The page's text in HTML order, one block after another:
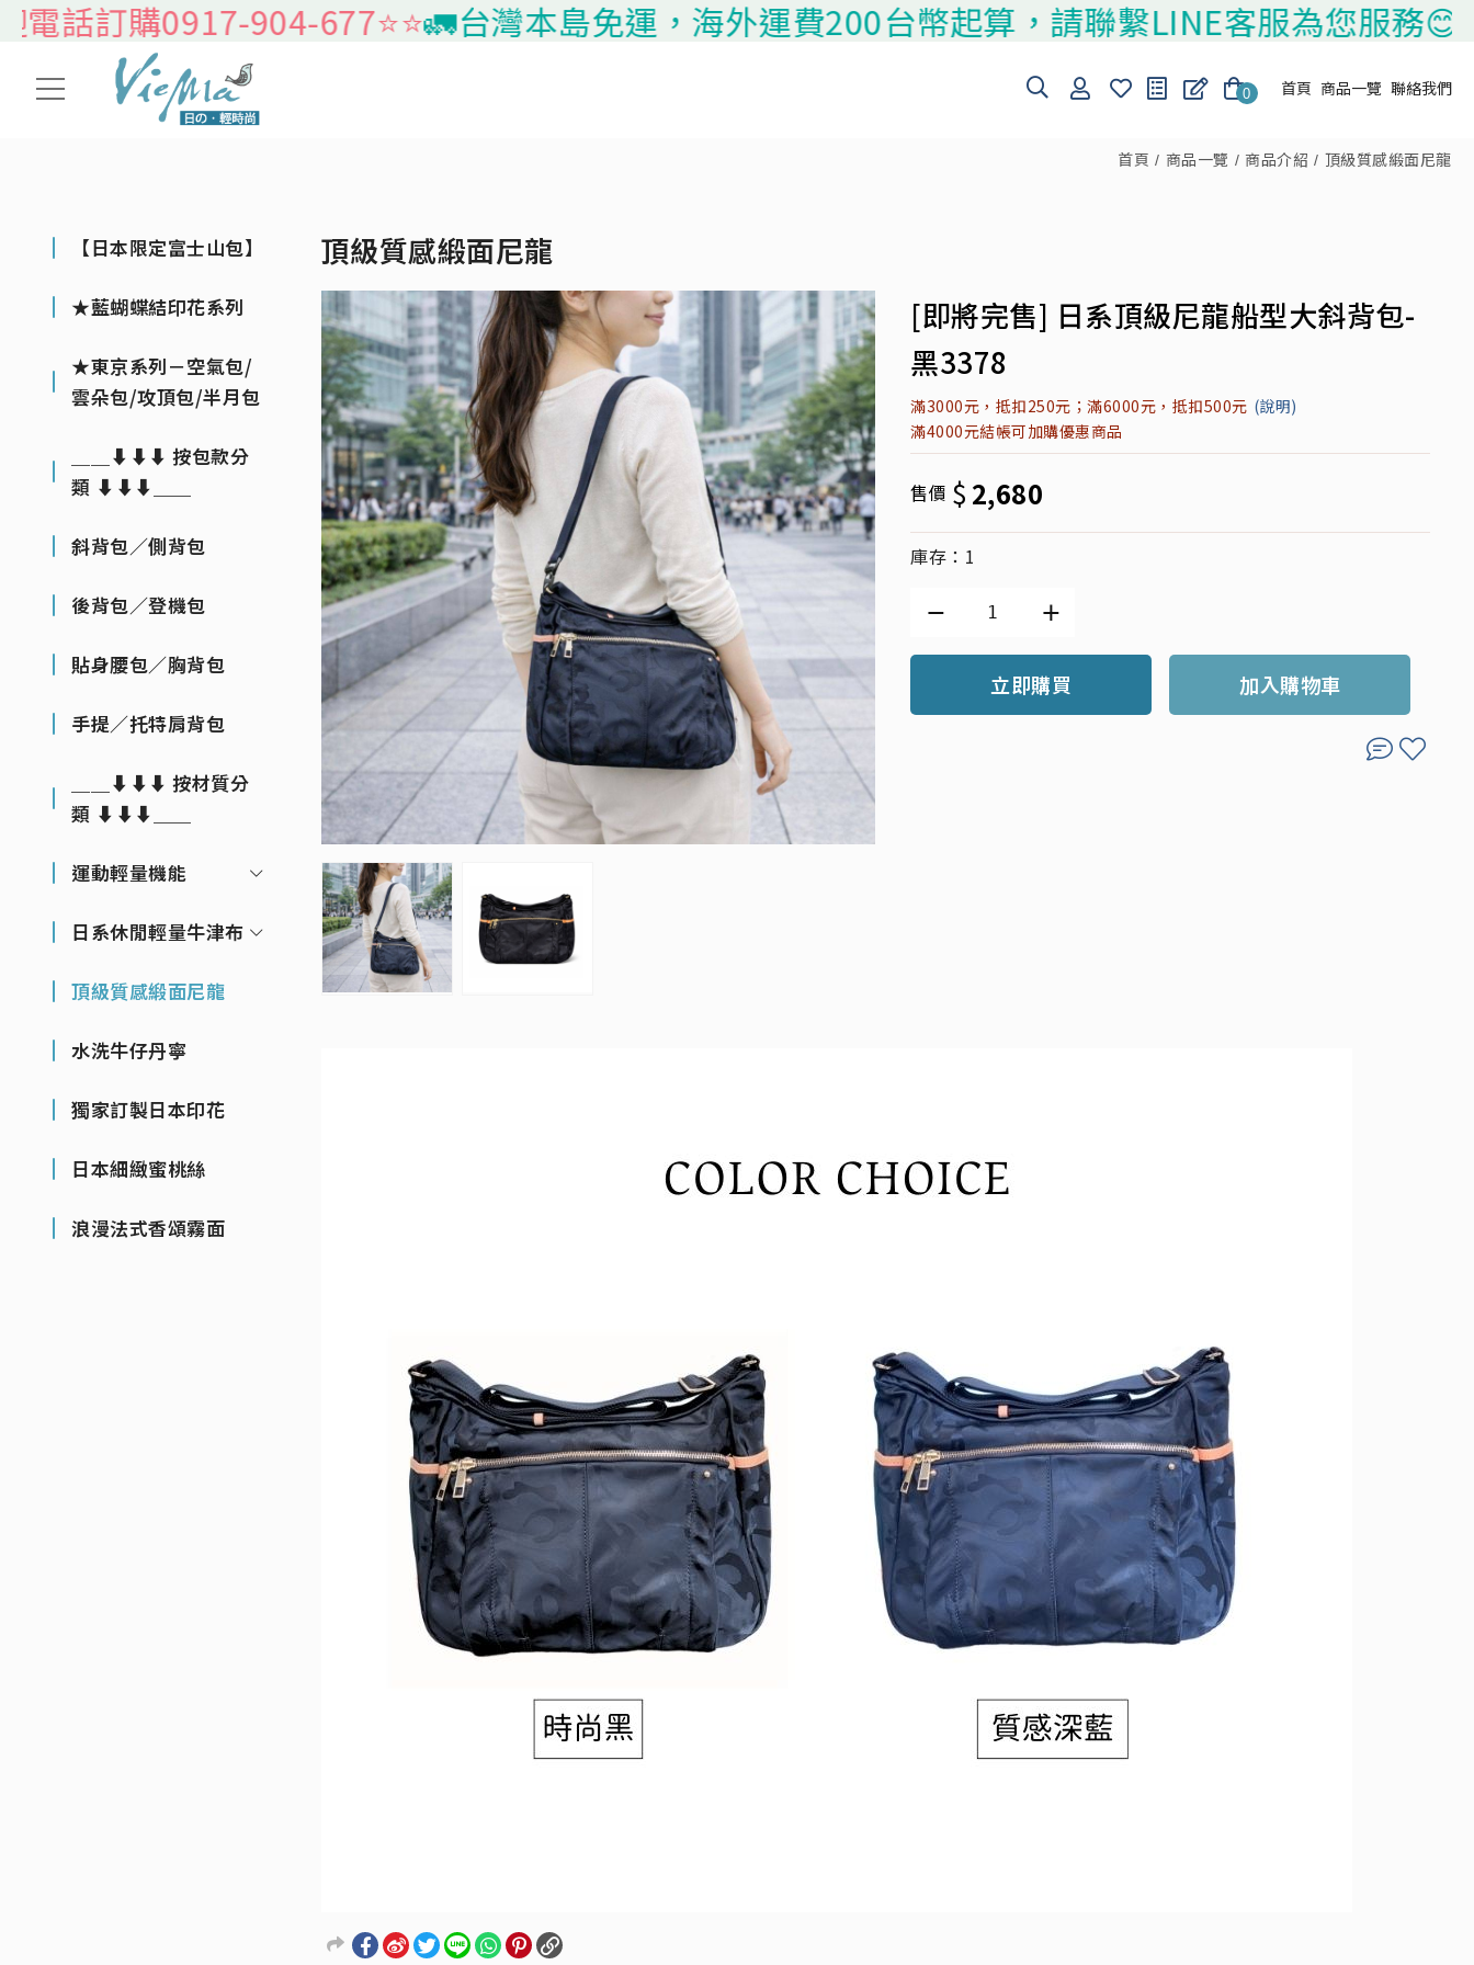
話訂購0917-904-677⭐️⭐️🚛台灣本島免運，海外運費200台幣起算，請聯繫LINE客服為您服務😊
0 首頁 商品一覽 聯絡我們
首頁 商品一覽 商品介紹 頂級質感緞面尼龍
【日本限定富士山包】
★藍蝴蝶結印花系列
★東京系列－空氣包/
雲朵包/攻頂包/半月包
＿＿⬇⬇⬇ 按包款分
類 ⬇⬇⬇＿＿
斜背包／側背包
後背包／登機包
貼身腰包／胸背包
手提／托特肩背包
＿＿⬇⬇⬇ 按材質分
類 ⬇⬇⬇＿＿
運動輕量機能
日系休閒輕量牛津布
頂級質感緞面尼龍
水洗牛仔丹寧
獨家訂製日本印花
日本細緻蜜桃絲
浪漫法式香頌霧面
頂級質感緞面尼龍
[即將完售] 日系頂級尼龍船型大斜背包-
黑3378
滿3000元，抵扣250元；滿6000元，抵扣500元 (說明)
滿4000元結帳可加購優惠商品
售價 $ 2,680
庫存：1
立即購買 加入購物車